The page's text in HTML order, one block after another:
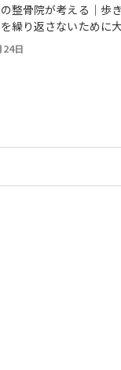
整骨院が考える｜歩
繰り返さないために
24日